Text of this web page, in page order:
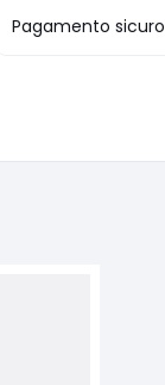
Pagamento sicuro